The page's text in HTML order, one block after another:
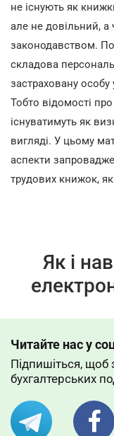
не існують як
але не довільний, а
законодавством.
складова
застраховану
Тобто відомості
існуватимуть як
вигляді. У цьому
аспекти
трудових книжок,
Як і
Читайте нас у
Підпишіться, щоб
бухгалтерських